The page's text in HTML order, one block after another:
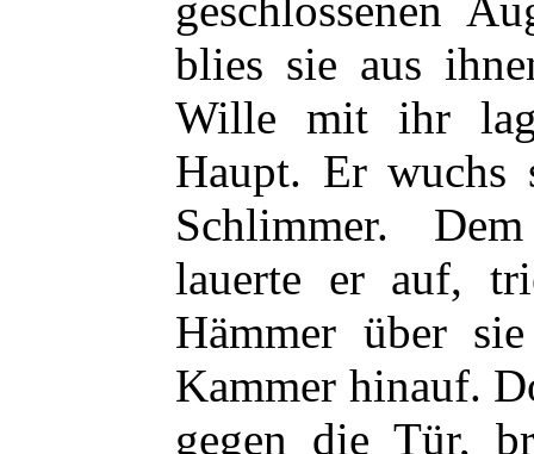
blies sie aus
Wille mit ihr
Haupt. Er wuchs
Schlimmer.
lauerte er auf,
Hämmer über
Kammer hinauf.
gegen die Tür,